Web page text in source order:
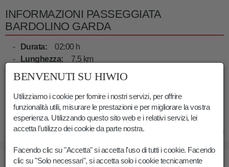
INFORMAZIONI PASSEGGIATA
BARDOLINO GARDA
Durata:
02:00 h
Lunghezza:
7.5 km
Guadagno altitudine:
25 m
Max. elevazione:
75 m
02.11.2022
IMMAGINI PASSEGGIATA BARDOLINO GARDA
BENVENUTI SU HIWIO
Utilizziamo i cookie per fornire i nostri servizi, per offrire
funzionalità utili, misurare le prestazioni e per migliorare la vostra
esperienza. Utilizzando questo sito web e i relativi servizi, lei
accetta l'utilizzo dei cookie da parte nostra.
Facendo clic su "Accetta" si accetta l'uso di tutti i cookie. Facendo
clic su "Solo necessari", si accetta solo i cookie tecnicamente